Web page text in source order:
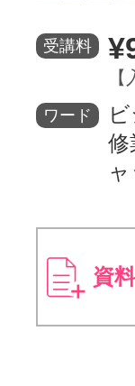
受講料
ワード
修
資